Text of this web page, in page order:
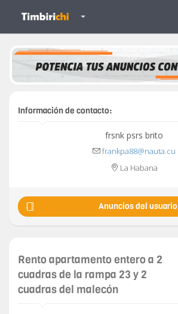
Información de contacto:
frsnk psrs brito
frankpa88@nauta.cu
La Habana
Anuncios del usuario
Rento apartamento entero a 2
cuadras de la rampa 23 y 2
cuadras del malecón